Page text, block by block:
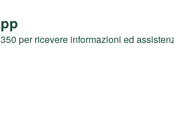
per ricevere informazioni ed